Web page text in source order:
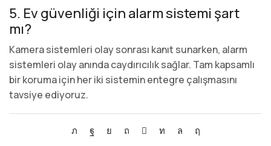
5. Ev güvenliği için alarm sistemi şart
mı?
Kamera sistemleri olay sonrası kanıt sunarken, alarm
sistemleri olay anında caydırıcılık sağlar. Tam kapsamlı
bir koruma için her iki sistemin entegre çalışmasını
tavsiye ediyoruz.